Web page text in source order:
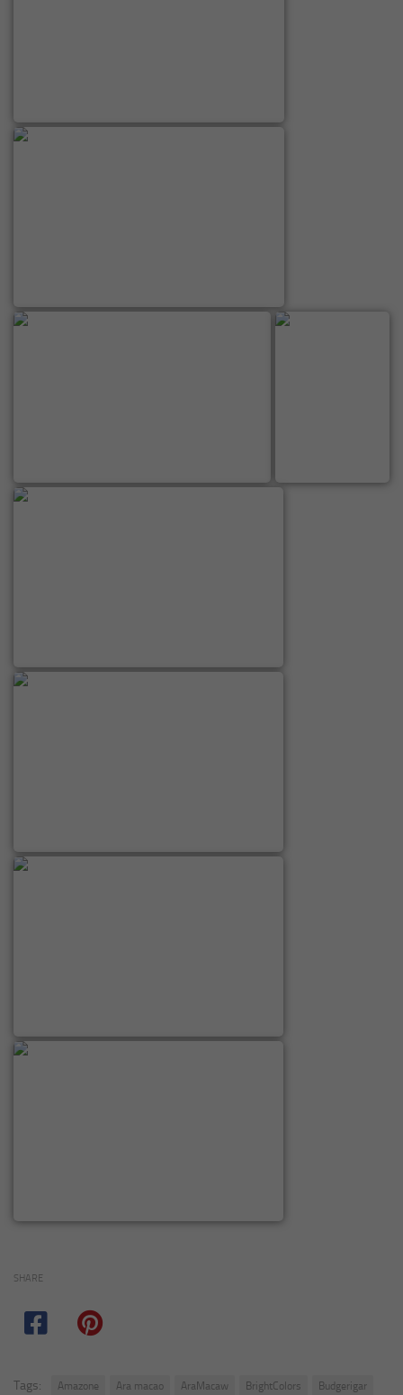
SHARE
Tags: Amazone Ara macao AraMacaw BrightColors
Budgerigar